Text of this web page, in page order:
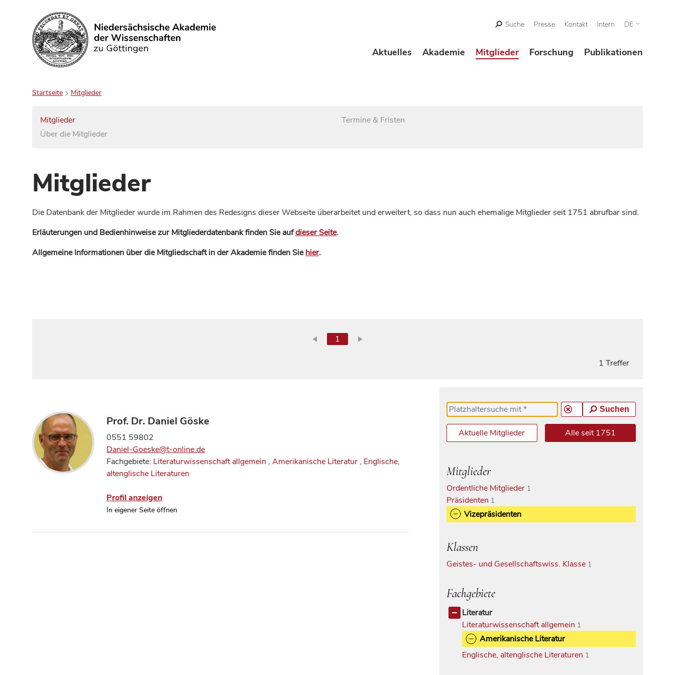
Suchen
Suche Presse Kontakt Intern DE
Aktuelles Akademie Mitglieder Forschung Publikationen
Startseite Mitglieder
Mitglieder
Über die Mitglieder
Termine & Fristen
Mitglieder
Die Datenbank der Mitglieder wurde im Rahmen des Redesigns dieser Webseite überarbeitet und erweitert, so dass nun auch ehemalige Mitglieder seit 1751 abrufbar sind.
Erläuterungen und Bedienhinweise zur Mitgliederdatenbank finden Sie aufdieser Seite.
Allgemeine Informationen über die Mitgliedschaft in der Akademie finden Siehier.
1
1 Treffer
Prof. Dr. Daniel Göske
0551 59802
Daniel-Goeske@t-online.de
Fachgebiete: Literaturwissenschaft allgemein , Amerikanische Literatur , Englische,
altenglische Literaturen
Profil anzeigen
In eigener Seite öffnen
Suchen
Aktuelle Mitglieder Alle seit 1751
Mitglieder
Ordentliche Mitglieder 1
Präsidenten 1
Vizepräsidenten
Klassen
Geistes- und Gesellschaftswiss. Klasse 1
Fachgebiete
Literatur
Literaturwissenschaft allgemein 1
Amerikanische Literatur
Englische, altenglische Literaturen 1